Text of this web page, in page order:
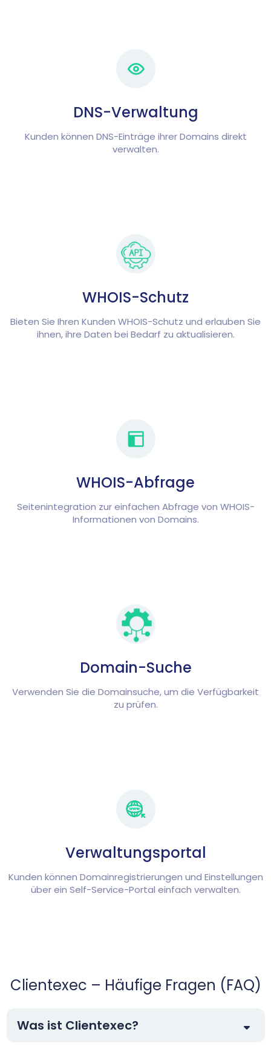
DNS-Verwaltung
Kunden können DNS-Einträge ihrer Domains direkt
verwalten.
WHOIS-Schutz
Bieten Sie Ihren Kunden WHOIS-Schutz und erlauben Sie
ihnen, ihre Daten bei Bedarf zu aktualisieren.
WHOIS-Abfrage
Seitenintegration zur einfachen Abfrage von WHOIS-
Informationen von Domains.
Domain-Suche
Verwenden Sie die Domainsuche, um die Verfügbarkeit
zu prüfen.
Verwaltungsportal
Kunden können Domainregistrierungen und Einstellungen
über ein Self-Service-Portal einfach verwalten.
Clientexec – Häufige Fragen (FAQ)
Was ist Clientexec?